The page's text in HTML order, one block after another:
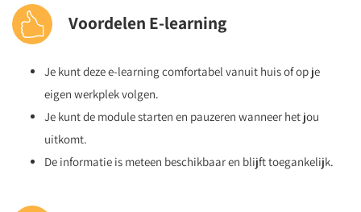
Voordelen E-learning
Je kunt deze e-learning comfortabel vanuit huis of op je
eigen werkplek volgen.
Je kunt de module starten en pauzeren wanneer het jou
uitkomt.
De informatie is meteen beschikbaar en blijft toegankelijk.